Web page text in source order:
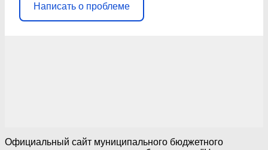
Написать о проблеме
Официальный сайт муниципального бюджетного